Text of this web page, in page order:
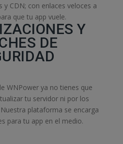
y CDN; con enlaces veloces a
que tu app vuele.
Y
DE
WNPower ya no tienes que
tu servidor ni por los
plataforma se encarga
para tu app en el medio.